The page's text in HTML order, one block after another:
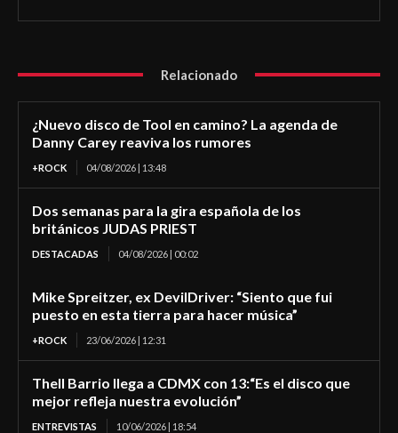
Relacionado
¿Nuevo disco de Tool en camino? La agenda de
Danny Carey reaviva los rumores
+ROCK 04/08/2026 | 13:48
Dos semanas para la gira española de los
británicos JUDAS PRIEST
DESTACADAS 04/08/2026 | 00:02
Mike Spreitzer, ex DevilDriver: “Siento que fui
puesto en esta tierra para hacer música”
+ROCK 23/06/2026 | 12:31
Thell Barrio llega a CDMX con 13:“Es el disco que
mejor refleja nuestra evolución”
ENTREVISTAS 10/06/2026 | 18:54